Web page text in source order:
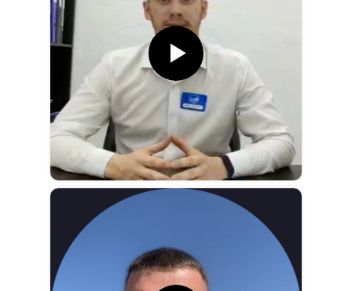
Напишите через удобный мессенджер
Вконтакте
Telegram
WhatsApp
Max